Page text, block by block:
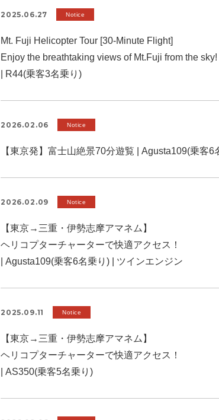
2025.06.27 Notice
Mt. Fuji Helicopter Tour [30-Minute Flight]
Enjoy the breathtaking views of Mt.Fuji from the
| R44(乗客3名乗り)
2026.02.06 Notice
【東京発】富士山絶景70分遊覧 | Agusta109(乗客
2026.02.09 Notice
【東京→三重・伊勢志摩アマネム】
ヘリコプターチャーターで快適アクセス！
| Agusta109(乗客6名乗り) | ツインエンジン
2025.09.11 Notice
【東京→三重・伊勢志摩アマネム】
ヘリコプターチャーターで快適アクセス！
| AS350(乗客5名乗り)